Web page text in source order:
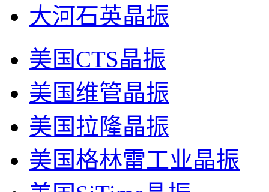
大河石英晶振
美国CTS晶振
美国维管晶振
美国拉隆晶振
美国格林雷工业晶振